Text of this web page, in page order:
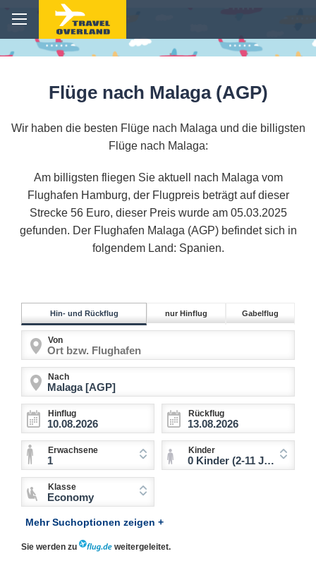
Flüge nach Malaga (AGP)
Wir haben die besten Flüge nach Malaga und die billigsten
Flüge nach Malaga:
Am billigsten fliegen Sie aktuell nach Malaga vom
Flughafen Hamburg, der Flugpreis beträgt auf dieser
Strecke 56 Euro, dieser Preis wurde am 05.03.2025
gefunden. Der Flughafen Malaga (AGP) befindet sich in
folgendem Land: Spanien.
Hin- und Rückflug nur Hinflug Gabelflug
Von
Nach
Hinflug Rückflug
Erwachsene
1
Kinder
0 Kinder (2-11 Jahre)
Klasse
Economy
Mehr Suchoptionen zeigen +
Sie werden zu weitergeleitet.